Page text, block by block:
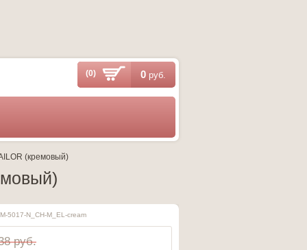
(0) 0 руб.
(кремовый)
5017-N_CH-M_EL-cream
руб.